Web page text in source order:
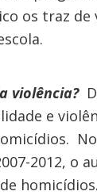
os traz
violência?
e
2012, o